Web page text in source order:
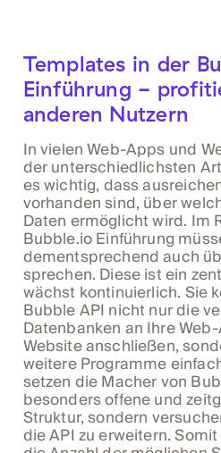
Templates in der
Einführung -
anderen Nutzern
In vielen Web-Apps und
der unterschiedlichsten
es wichtig, dass
vorhanden sind, über
Daten ermöglicht wird. Im
Bubble.io Einführung
dementsprechend auch
sprechen. Diese ist ein
wächst kontinuierlich. Sie
Bubble API nicht nur die
Datenbanken an Ihre
Website anschließen,
weitere Programme
setzen die Macher von
besonders offene und
Struktur, sondern
die API zu erweitern.